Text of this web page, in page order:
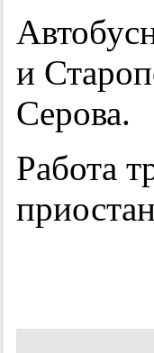
и
Серова.
Работа